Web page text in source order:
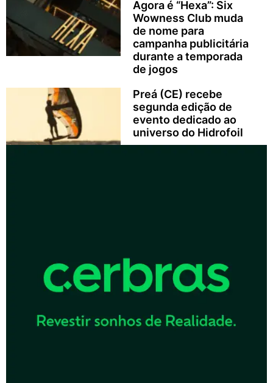
Agora é “Hexa”: Six
Wowness Club muda
de nome para
campanha publicitária
durante a temporada
de jogos
Preá (CE) recebe
segunda edição de
evento dedicado ao
universo do Hidrofoil